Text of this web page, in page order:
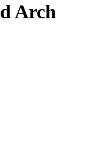
Arch